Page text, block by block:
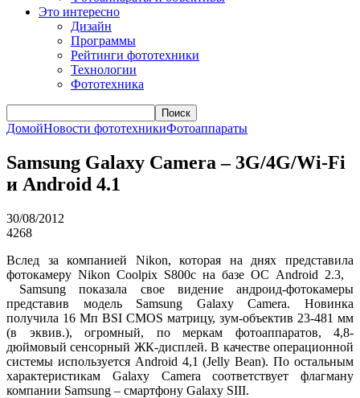
Это интересно
Дизайн
Программы
Рейтинги фототехники
Технологии
Фототехника
Поиск
ДомойНовости фототехникиФотоаппараты
Samsung Galaxy Camera – 3G/4G/Wi-Fi
и Android 4.1
30/08/2012
4268
Вслед за компанией Nikon, которая на днях представила
фотокамеру Nikon Coolpix S800c на базе ОС Android 2.3,
Samsung показала свое видение андроид-фотокамеры
представив модель Samsung Galaxy Camera. Новинка
получила 16 Мп BSI CMOS матрицу, зум-объектив 23-481 мм
(в эквив.), огромный, по меркам фотоаппаратов, 4,8-
дюймовый сенсорный ЖК-дисплей. В качестве операционной
системы используется Android 4,1 (Jelly Bean). По остальным
характеристикам Galaxy Camera соответствует флагману
компании Samsung – смартфону Galaxy SIII.